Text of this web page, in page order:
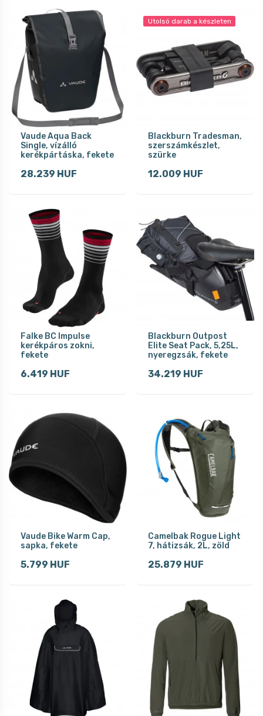
Vaude Aqua Back
Single, vízálló
kerékpártáska, fekete
28.239 HUF
Utolsó darab a készleten
Blackburn Tradesman,
szerszámkészlet,
szürke
12.009 HUF
Falke BC Impulse
kerékpáros zokni,
fekete
6.419 HUF
Blackburn Outpost
Elite Seat Pack, 5,25L,
nyeregzsák, fekete
34.219 HUF
Vaude Bike Warm Cap,
sapka, fekete
5.799 HUF
Camelbak Rogue Light
7, hátizsák, 2L, zöld
25.879 HUF